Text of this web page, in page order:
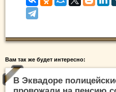
Вам так же будет интересно:
В Эквадоре